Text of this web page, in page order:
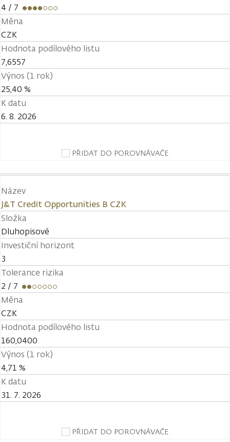
4 / 7
Měna
CZK
Hodnota podílového listu
7,6557
Výnos (1 rok)
25,40 %
K datu
6. 8. 2026
PŘIDAT DO POROVNÁVAČE
Název
J&T Credit Opportunities B CZK
Složka
Dluhopisové
Investiční horizont
3
Tolerance rizika
2 / 7
Měna
CZK
Hodnota podílového listu
160,0400
Výnos (1 rok)
4,71 %
K datu
31. 7. 2026
PŘIDAT DO POROVNÁVAČE